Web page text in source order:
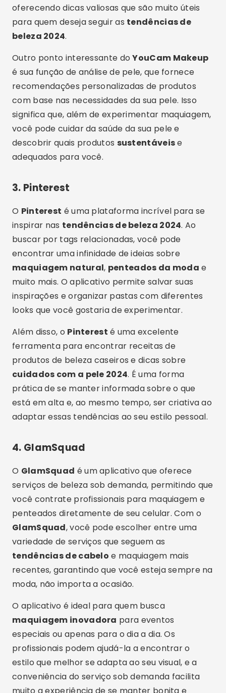
oferecendo dicas valiosas que são muito úteis
para quem deseja seguir as tendências de
beleza 2024.
Outro ponto interessante doYouCam Makeup
é sua função de análise de pele, que fornece
recomendações personalizadas de produtos
com base nas necessidades da sua pele. Isso
significa que, além de experimentar maquiagem,
você pode cuidar da saúde da sua pele e
descobrir quais produtos sustentáveise
adequados para você.
3. Pinterest
O Pinterest é uma plataforma incrível para se
inspirar nas tendências de beleza 2024. Ao
buscar por tags relacionadas, você pode
encontrar uma infinidade de ideias sobre
maquiagem natural, penteados da moda e
muito mais. O aplicativo permite salvar suas
inspirações e organizar pastas com diferentes
looks que você gostaria de experimentar.
Além disso, o Pinterest é uma excelente
ferramenta para encontrar receitas de
produtos de beleza caseiros e dicas sobre
cuidados com a pele 2024. É uma forma
prática de se manter informada sobre o que
está em alta e, ao mesmo tempo, ser criativa ao
adaptar essas tendências ao seu estilo pessoal.
4. GlamSquad
O GlamSquad é um aplicativo que oferece
serviços de beleza sob demanda, permitindo que
você contrate profissionais para maquiagem e
penteados diretamente de seu celular. Com o
GlamSquad, você pode escolher entre uma
variedade de serviços que seguem as
tendências de cabelo e maquiagem mais
recentes, garantindo que você esteja sempre na
moda, não importa a ocasião.
O aplicativo é ideal para quem busca
maquiagem inovadora para eventos
especiais ou apenas para o dia a dia. Os
profissionais podem ajudá-la a encontrar o
estilo que melhor se adapta ao seu visual, e a
conveniência do serviço sob demanda facilita